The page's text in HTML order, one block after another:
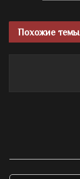
Похожие темы